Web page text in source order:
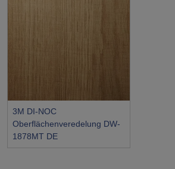
3M DI-NOC
Oberflächenveredelung DW-
1878MT DE